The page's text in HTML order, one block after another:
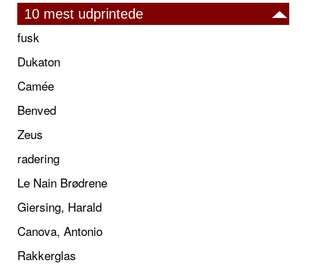
10 mest udprintede
fusk
Dukaton
Camée
Benved
Zeus
radering
Le Nain Brødrene
Giersing, Harald
Canova, Antonio
Rakkerglas